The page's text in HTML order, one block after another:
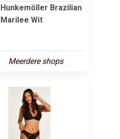
Hunkemöller Brazilian
Marilee Wit
Meerdere shops